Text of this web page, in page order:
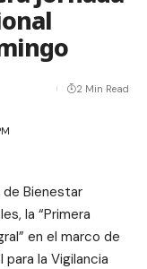
2 Min Read
Bienestar
la “Primera
en el marco de
la Vigilancia